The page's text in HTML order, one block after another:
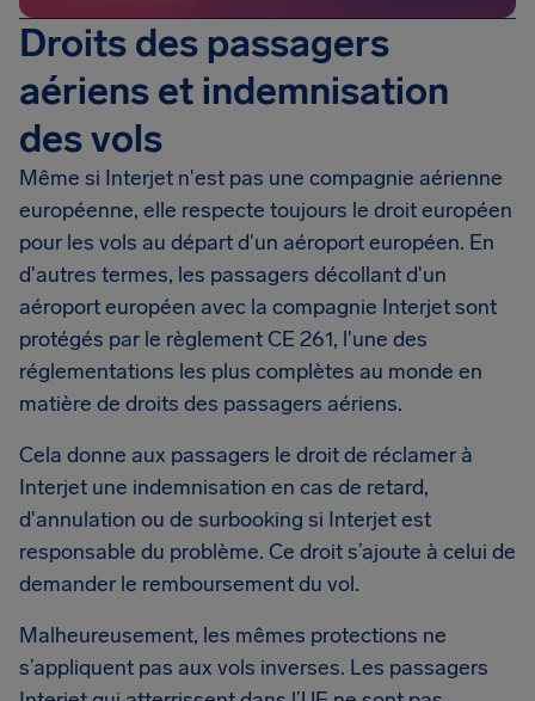
Droits des passagers
aériens et indemnisation
des vols
Même si Interjet n'est pas une compagnie aérienne
européenne, elle respecte toujours le droit européen
pour les vols au départ d'un aéroport européen. En
d'autres termes, les passagers décollant d'un
aéroport européen avec la compagnie Interjet sont
protégés par le règlement CE 261, l'une des
réglementations les plus complètes au monde en
matière de droits des passagers aériens.
Cela donne aux passagers le droit de réclamer à
Interjet une indemnisation en cas de retard,
d'annulation ou de surbooking si Interjet est
responsable du problème. Ce droit s’ajoute à celui de
demander le remboursement du vol.
Malheureusement, les mêmes protections ne
s’appliquent pas aux vols inverses. Les passagers